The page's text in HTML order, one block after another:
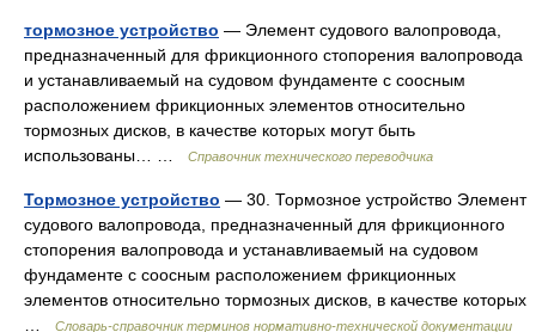
тормозное устройство — Элемент судового валопровода,
предназначенный для фрикционного стопорения валопровода
и устанавливаемый на судовом фундаменте с соосным
расположением фрикционных элементов относительно
тормозных дисков, в качестве которых могут быть
использованы… …
Справочник технического переводчика
Тормозное устройство — 30. Тормозное устройство Элемент
судового валопровода, предназначенный для фрикционного
стопорения валопровода и устанавливаемый на судовом
фундаменте с соосным расположением фрикционных
элементов относительно тормозных дисков, в качестве которых
Словарь-справочник терминов нормативно-технической документации